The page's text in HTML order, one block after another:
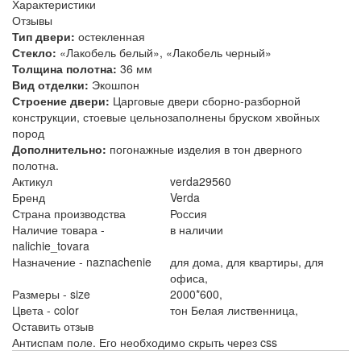
Характеристики
Отзывы
Тип двери: остекленная
Стекло: «Лакобель белый», «Лакобель черный»
Толщина полотна: 36 мм
Вид отделки: Экошпон
Строение двери: Царговые двери сборно-разборной
конструкции, стоевые цельнозаполнены бруском хвойных
пород
Дополнительно: погонажные изделия в тон дверного
полотна.
Актикул
verda29560
Бренд
Verda
Страна производства
Россия
Наличие товара -
nalichie_tovara
в наличии
Назначение - naznachenie
для дома, для квартиры, для
офиса,
Размеры - size
2000*600,
Цвета - color
тон Белая лиственница,
Оставить отзыв
Антиспам поле. Его необходимо скрыть через css